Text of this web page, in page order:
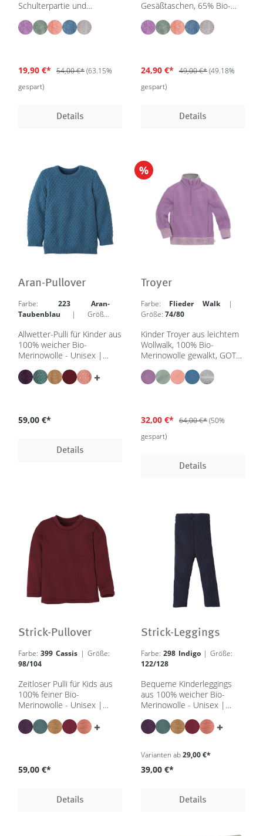
Schulterpartie und
65% Bio-Baumwolle / 35%
Bio-Leinen, GOTS
19,90 €* 54,00 €*(63.15%
gespart)
Details
Gesäßtaschen, 65% Bio-
GOTS
24,90 €* 49,00 €*(49.18%
gespart)
Details
Aran-Pullover
Farbe: 223 Aran-
Taubenblau
| Größe:
Allwetter-Pulli für Kinder aus
100% weicher Bio-
Merinowolle - Unisex |
Farben - GOTS, IVN Best
59,00 €*
Details
%
Troyer
Farbe: Flieder Walk
|
Größe: 74/80
Kinder Troyer aus leichtem
Wollwalk, 100% Bio-
Merinowolle gewalkt, GOTS
32,00 €* 64,00 €*(50%
gespart)
Details
Strick-Pullover
Farbe: 399 Cassis
| Größe:
98/104
Zeitloser Pulli für Kids aus
100% feiner Bio-
Merinowolle - Unisex |
Farben - GOTS, IVN Best
59,00 €*
Details
Strick-Leggings
Farbe: 298 Indigo
| Größe:
122/128
Bequeme Kinderleggings
aus 100% weicher Bio-
Merinowolle - Unisex |
Farben - GOTS, IVN Best
Varianten ab29,00 €*
39,00 €*
Details